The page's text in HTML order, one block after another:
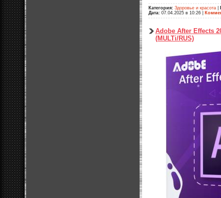
Категория: Здоровье и красота
Дата: 07.04.2025 в 10:26
Adobe After Effects
(MULTi/RUS)